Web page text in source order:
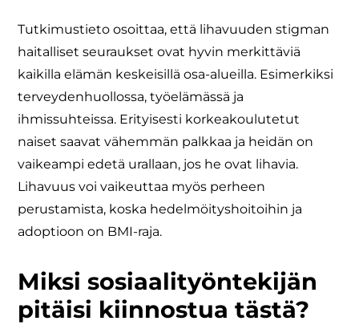
Tutkimustieto osoittaa, että lihavuuden stigman
haitalliset seuraukset ovat hyvin merkittäviä
kaikilla elämän keskeisillä osa-alueilla. Esimerkiksi
terveydenhuollossa, työelämässä ja
ihmissuhteissa. Erityisesti korkeakoulutetut
naiset saavat vähemmän palkkaa ja heidän on
vaikeampi edetä urallaan, jos he ovat lihavia.
Lihavuus voi vaikeuttaa myös perheen
perustamista, koska hedelmöityshoitoihin ja
adoptioon on BMI-raja.
Miksi sosiaalityöntekijän
pitäisi kiinnostua tästä?